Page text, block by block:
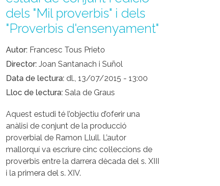
dels "Mil proverbis" i dels
"Proverbis d'ensenyament"
Autor Francesc Tous Prieto
Director Joan Santanach i Suñol
Data de lectura dl., 13/07/2015 - 13:00
Lloc de lectura Sala de Graus
Aquest estudi té l’objectiu d’oferir una
anàlisi de conjunt de la producció
proverbial de Ramon Llull. L’autor
mallorquí va escriure cinc col·leccions de
proverbis entre la darrera dècada del s. XIII
i la primera del s. XIV.